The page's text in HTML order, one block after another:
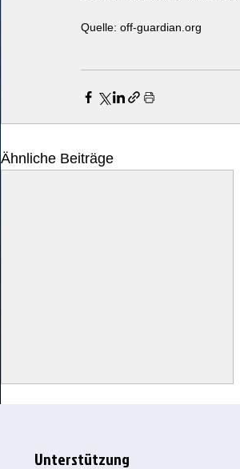
Quelle: off-guardian.org
Ähnliche Beiträge
Unterstützung